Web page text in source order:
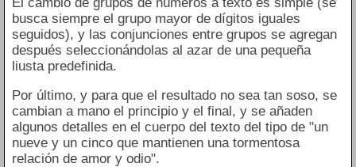
busca siempre el grupo mayor de dígitos iguales
seguidos), y las conjunciones entre grupos se agregan
después seleccionándolas al azar de una pequeña
liusta predefinida.
Por último, y para que el resultado no sea tan soso, se
cambian a mano el principio y el final, y se añaden
algunos detalles en el cuerpo del texto del tipo de "un
nueve y un cinco que mantienen una tormentosa
relación de amor y odio".